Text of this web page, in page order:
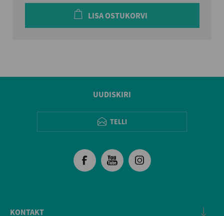
LISA OSTUKORVI
UUDISKIRI
TELLI
KONTAKT